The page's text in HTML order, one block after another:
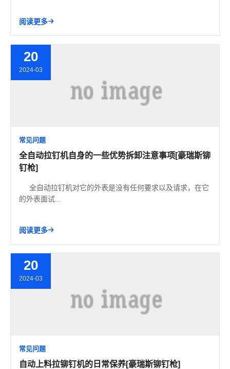
阅读更多
20
2024-03
常见问题
全自动拉钉机自身的一些优势拆卸注意事项[豪瑞斯铆
钉枪]
全自动拉钉机对它的外表是没有任何要求以及请求，在它
的外表面试...
阅读更多
20
2024-03
常见问题
自动上料拉铆钉机的日常保养[豪瑞斯铆钉枪]